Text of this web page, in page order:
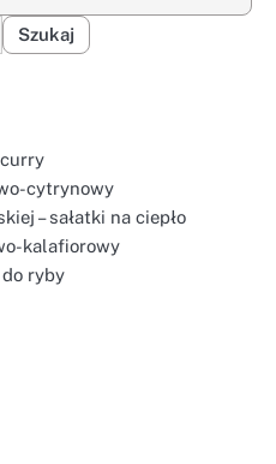
cytrynowy
– sałatki na ciepło
kalafiorowy
ryby